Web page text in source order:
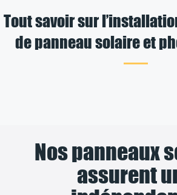
Tout savoir sur
de panneau solaire et
Nos panneaux
assurent